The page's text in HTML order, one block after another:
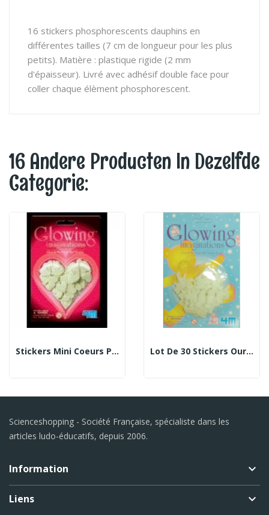
16 stickers phosphorescents dauphins en
différentes tailles (7 cm de longueur pour les plus
petits). Matière : plastique rigide (2 mm
d'épaisseur). Livré avec adhésif double face pour
coller chaque élèment phosphorescent.
16 Andere Producten In Dezelfde
Categorie:
Stickers Mini Coeurs Phosphorescents Lot De 30 Stickers Oursons
Scienceshopping - Société Française, spécialiste dans les
articles ludo-éducatifs, depuis 2006.
Information keyboard_arrow_down
Liens keyboard_arrow_down